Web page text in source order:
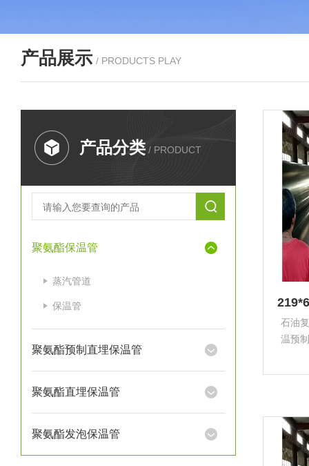
产品展示 / PRODUCTS PLAY
产品分类 / PRODUCT
聚氨酯保温管
蒸汽管道
保温管
聚氨酯预制直埋保温管
聚氨酯直埋保温管
聚氨酯发泡保温管
石油
温预
和水